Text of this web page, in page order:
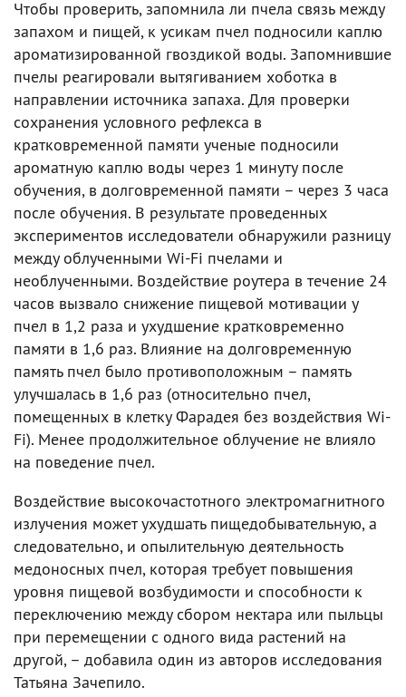
Чтобы проверить, запомнила ли пчела связь между
запахом и пищей, к усикам пчел подносили каплю
ароматизированной гвоздикой воды. Запомнившие
пчелы реагировали вытягиванием хоботка в
направлении источника запаха. Для проверки
сохранения условного рефлекса в
кратковременной памяти ученые подносили
ароматную каплю воды через 1 минуту после
обучения, в долговременной памяти – через 3 часа
после обучения. В результате проведенных
экспериментов исследователи обнаружили разницу
между облученными Wi-Fi пчелами и
необлученными. Воздействие роутера в течение 24
часов вызвало снижение пищевой мотивации у
пчел в 1,2 раза и ухудшение кратковременно
памяти в 1,6 раз. Влияние на долговременную
память пчел было противоположным – память
улучшалась в 1,6 раз (относительно пчел,
помещенных в клетку Фарадея без воздействия Wi-
Fi). Менее продолжительное облучение не влияло
на поведение пчел.
Воздействие высокочастотного электромагнитного
излучения может ухудшать пищедобывательную, а
следовательно, и опылительную деятельность
медоносных пчел, которая требует повышения
уровня пищевой возбудимости и способности к
переключению между сбором нектара или пыльцы
при перемещении с одного вида растений на
другой, – добавила один из авторов исследования
Татьяна Зачепило.